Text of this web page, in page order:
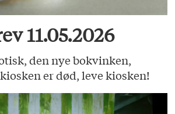
11.05.2026
den nye bokvinken,
er død, leve kiosken!